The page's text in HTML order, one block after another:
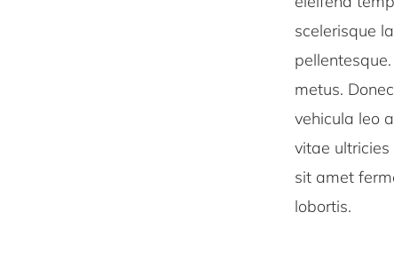
scelerisque
metus.
vehicula leo
vitae
sit amet
lobortis.